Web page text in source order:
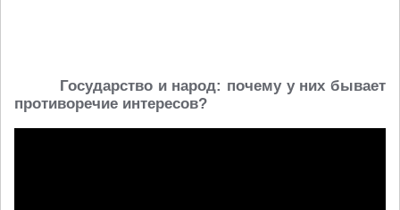
Государство и народ: почему у них бывает
противоречие интересов?